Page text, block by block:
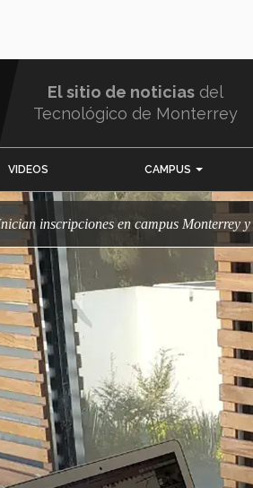
El sitio de noticias del
Tecnológico de Monterrey
VIDEOS CAMPUS
Inician inscripciones en campus Monterrey